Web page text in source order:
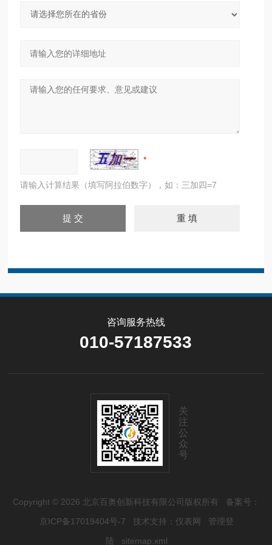
请输入计算结果（填写阿拉伯数字），如：三加四=7
咨询服务热线
010-57187533
关
注
公
众
号
Copyright © 2026 北京百奥创新科技有限公司版权所有 备案号：
京ICP备17019404号-7 技术支持： 仪表网
管理登
陆
sitemap.xml